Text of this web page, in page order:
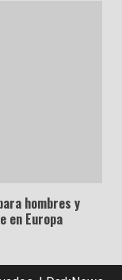
hombres y
en Europa